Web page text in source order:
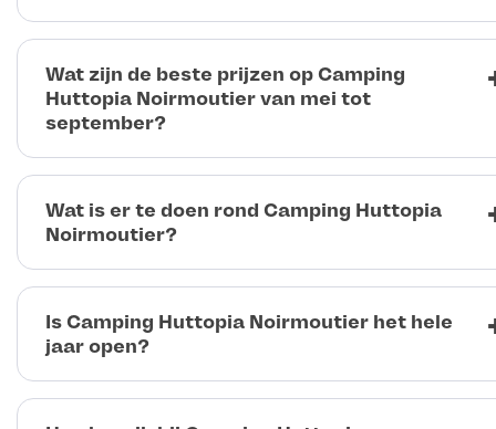
Wat zijn de beste prijzen op Camping
Huttopia Noirmoutier van mei tot
september?
Wat is er te doen rond Camping Huttopia
Noirmoutier?
Is Camping Huttopia Noirmoutier het hele
jaar open?